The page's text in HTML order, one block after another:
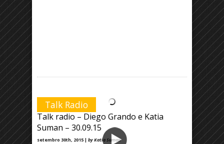
Talk Radio
Talk radio – Diego Grando e Katia
Suman – 30.09.15
setembro 30th, 2015 | by Katia Suman